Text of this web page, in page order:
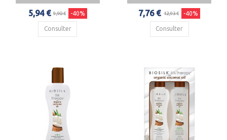
5,94 € 9,90 € -40%
Consulter
7,76 € 12,93 € -40%
Consulter